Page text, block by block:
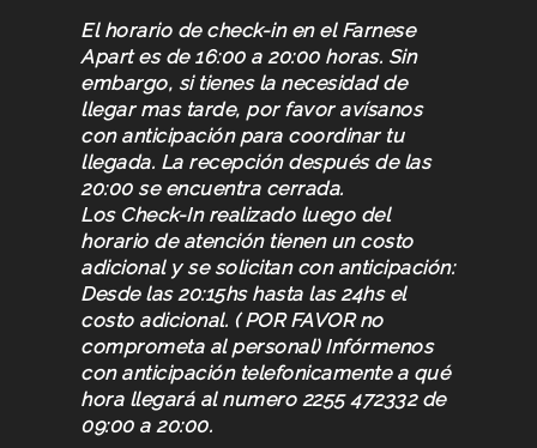
El horario de check-in en el Farnese
Apart es de 16:00 a 20:00 horas. Sin
embargo, si tienes la necesidad de
llegar mas tarde, por favor avísanos
con anticipación para coordinar tu
llegada. La recepción después de las
20:00 se encuentra cerrada.
Los Check-In realizado luego del
horario de atención tienen un costo
adicional y se solicitan con anticipación:
Desde las 20:15hs hasta las 24hs el
costo adicional. ( POR FAVOR no
comprometa al personal) Infórmenos
con anticipación telefonicamente a qué
hora llegará al numero 2255 472332 de
09:00 a 20:00.